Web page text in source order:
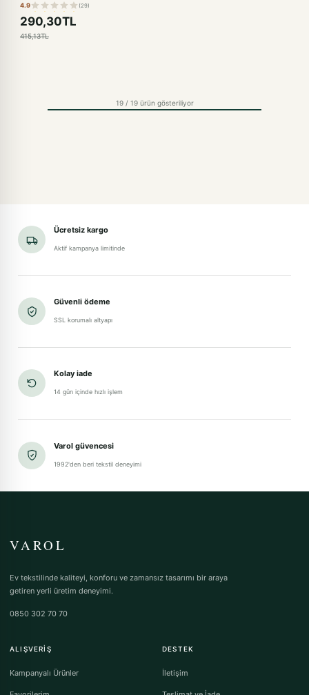
4.9 (29)
290,30TL
415,13TL
19 / 19 ürün gösteriliyor
Ücretsiz kargo
Aktif kampanya limitinde
Güvenli ödeme
SSL korumalı altyapı
Kolay iade
14 gün içinde hızlı işlem
Varol güvencesi
1992'den beri tekstil deneyimi
VAROL
Ev tekstilinde kaliteyi, konforu ve zamansız tasarımı bir araya
getiren yerli üretim deneyimi.
0850 302 70 70
ALIŞVERIŞ
Kampanyalı Ürünler
DESTEK
İletişim